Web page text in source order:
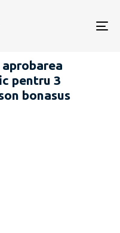
pentru 3
bonasus